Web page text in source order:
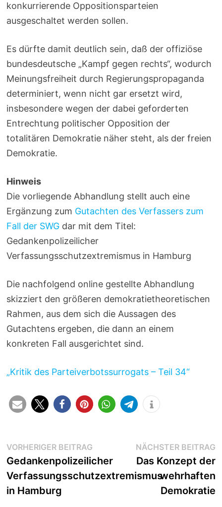
konkurrierende Oppositionsparteien
ausgeschaltet werden sollen.
Es dürfte damit deutlich sein, daß der offiziöse
bundesdeutsche „Kampf gegen rechts“, wodurch
Meinungsfreiheit durch Regierungspropaganda
determiniert, wenn nicht gar ersetzt wird,
insbesondere wegen der dabei geforderten
Entrechtung politischer Opposition der
totalitären Demokratie näher steht, als der freien
Demokratie.
Hinweis
Die vorliegende Abhandlung stellt auch eine
Ergänzung zum Gutachten des Verfassers zum
Fall der SWGdar mit dem Titel:
Gedankenpolizeilicher
Verfassungsschutzextremismus in Hamburg
Die nachfolgend online gestellte Abhandlung
skizziert den größeren demokratietheoretischen
Rahmen, aus dem sich die Aussagen des
Gutachtens ergeben, die dann an einem
konkreten Fall ausgerichtet sind.
„Kritik des Parteiverbotssurrogats – Teil 34“
Beitragsnavigation
VORHERIGER BEITRAGVorheriger
Beitrag:
Gedankenpolizeilicher
Verfassungsschutzextremismus
in Hamburg
NÄCHSTER BEITRAG
Das Konzept der
wehrhaften
Demokratie